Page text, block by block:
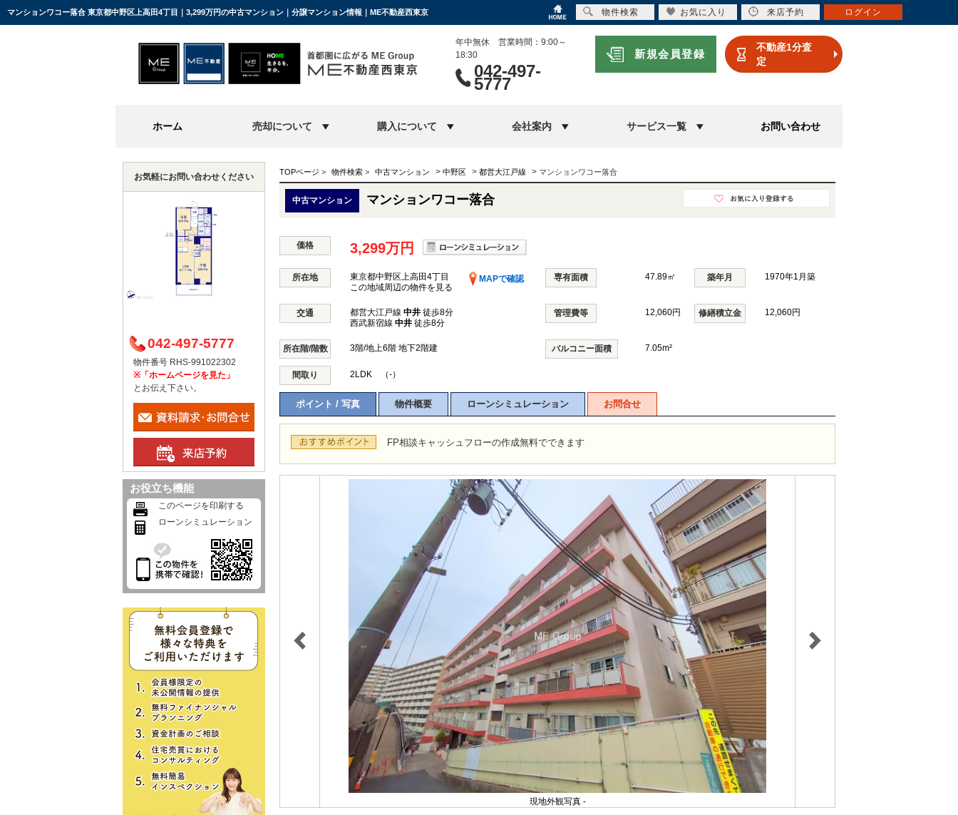
マンションワコー落合 東京都中野区上高田4丁目｜3,299万円の中古マンション｜分譲マンション情報｜ME不動産西東京
年中無休 営業時間：9:00～
18:30
042-497-
5777
新規会員登録
不動産1分査
定
ホーム 売却について 購入について 会社案内 サービス一覧 お問い合わせ
TOPページ > 物件検索 > 中古マンション > 中野区 > 都営大江戸線 > マンションワコー落合
中古マンション マンションワコー落合
価格 3,299万円
所在地 東京都中野区上高田4丁目
MAPで確認
この地域周辺の物件を見る
専有面積 47.89㎡ 築年月 1970年1月築
交通 都営大江戸線 中井 徒歩8分
西武新宿線 中井 徒歩8分
管理費等 12,060円 修繕積立金 12,060円
所在階/階数 3階/地上6階 地下2階建 バルコニー面積 7.05m²
間取り 2LDK （-）
ポイント / 写真 物件概要 ローンシミュレーション お問合せ
FP相談キャッシュフローの作成無料でできます
現地外観写真 -
お気軽にお問い合わせください
042-497-5777
物件番号 RHS-991022302
※「ホームページを見た」
とお伝え下さい。
お役立ち機能
このページを印刷する
ローンシミュレーション
物件検索 お気に入り 来店予約 ログイン